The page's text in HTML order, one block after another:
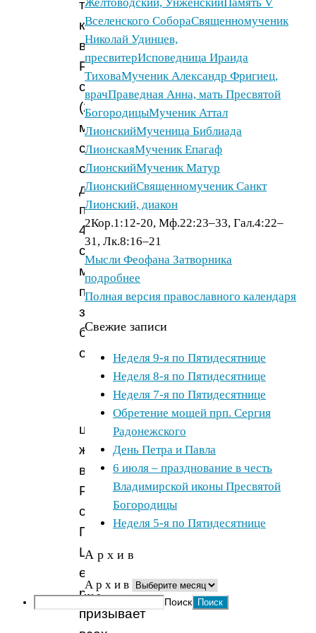
так
как
вторая
Родительская
суббота
(22
марта)
совпадает
с
днем
празднования
40
севастийских
мучеников,
поэтому
заупокойное
богослужение
отменяется.
целом
же
в
Родительские
субботы
Православная
Церковь
еще
раз
призывает
Вселенского СобораСвященномученик
Николай Удинцев,
пресвитерИсповедница Ираида
ТиховаМученик Александр Фригиец,
врачПраведная Анна, мать Пресвятой
БогородицыМученик Аттал
ЛионскийМученица Библиада
ЛионскаяМученик Епагаф
ЛионскийМученик Матур
ЛионскийСвященномученик Санкт
Лионский, диакон
2Кор.1:12-20, Мф.22:23–33, Гал.4:22–
31, Лк.8:16–21
Мысли Феофана Затворника
подробнее
Полная версия православного календаря
Свежие записи
Неделя 9-я по Пятидесятнице
Неделя 8-я по Пятидесятнице
Неделя 7-я по Пятидесятнице
Обретение мощей прп. Сергия
Радонежского
День Петра и Павла
6 июля – празднование в честь
Владимирской иконы Пресвятой
Богородицы
Неделя 5-я по Пятидесятнице
А р х и в
А р х и в
Поиск